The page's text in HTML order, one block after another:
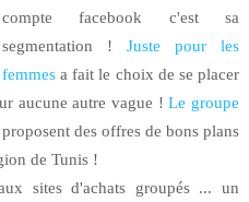
compte facebook c'est sa
segmentation ! Juste pour les
femmesa fait le choix de se placer
aucune autre vague !Le groupe
des offres de bons plans
de Tunis !
sites d'achats groupés ... un